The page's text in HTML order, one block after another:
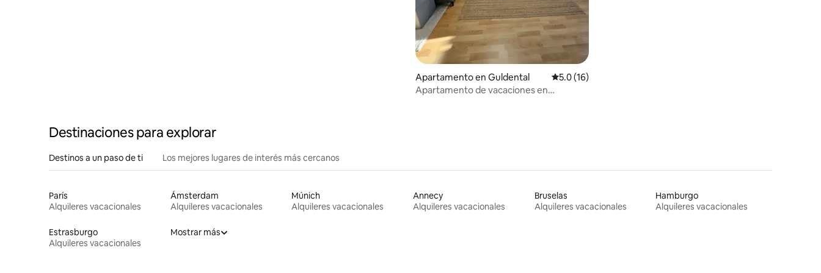
Apartamento en Guldental Calificación promedio: 5.0 de 5, 16 reseñas
5.0 (16)
Apartamento de vacaciones en
Destinaciones para explorar
Destinos a un paso de ti Los mejores lugares de interés más cercanos
París
Alquileres vacacionales
Ámsterdam
Alquileres vacacionales
Múnich
Alquileres vacacionales
Annecy
Alquileres vacacionales
Bruselas
Alquileres vacacionales
Hamburgo
Alquileres vacacionales
Estrasburgo
Alquileres vacacionales
Mostrar más